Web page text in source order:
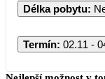
Délka pobytu:
Termín: 02.11 -